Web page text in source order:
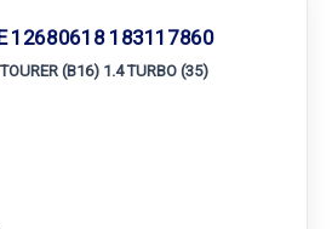
12680618 183117860
(B16) 1.4 TURBO (35)